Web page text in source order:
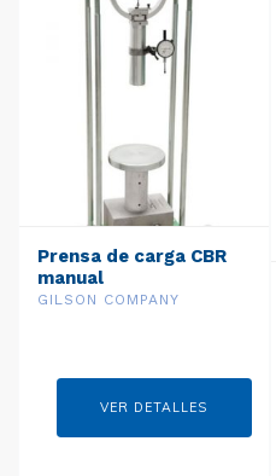
Prensa de carga CBR
manual
GILSON COMPANY
VER DETALLES